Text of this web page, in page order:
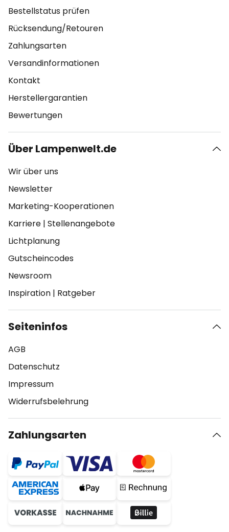
Bestellstatus prüfen
Rücksendung/Retouren
Zahlungsarten
Versandinformationen
Kontakt
Herstellergarantien
Bewertungen
Über Lampenwelt.de
Wir über uns
Newsletter
Marketing-Kooperationen
Karriere | Stellenangebote
Lichtplanung
Gutscheincodes
Newsroom
Inspiration | Ratgeber
Seiteninfos
AGB
Datenschutz
Impressum
Widerrufsbelehrung
Zahlungsarten